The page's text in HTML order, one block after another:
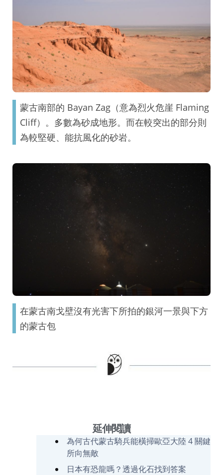
蒙古南部的 Bayan Zag（意為烈火危崖 Flaming
Cliff）。多數為砂成地形。而在較突出的部分則
為較堅硬、能抗風化的砂岩。
在蒙古南戈壁沒有光害下所拍的銀河一景與下方
的蒙古包
延伸閱讀
為何古代蒙古騎兵能橫掃歐亞大陸 4 關鍵
所向無敵
日本有恐龍嗎？透過化石找到答案